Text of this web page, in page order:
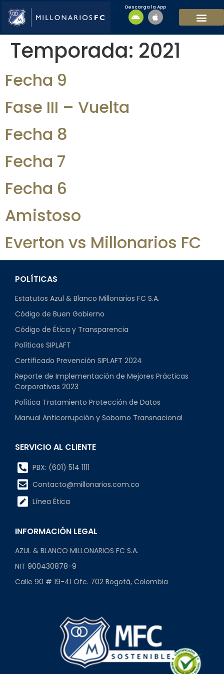
Descarga la App
Temporada: 2021
Fecha 9
Fase III – Vuelta
Fecha 8
Fecha 7
Fecha 6
Amistoso
Everton vs Millonarios FC
POLÍTICAS
Estatutos Azul & Blanco Millonarios FC S.A.
Código de Buen Gobierno
Código de Ética y Transparencia
Políticas SIPLAFT
Certificado Prevención SIPLAFT 2024
Reporte de Implementación de Mejores Prácticas
Corporativas 2023
Política Tratamiento Protección de Datos
Manual Anticorrupción y Soborno Transnacional
SERVICIO AL CLIENTE
PBX: (601) 514 1111
Contacto@millonarios.com.co
Línea Ética
INFORMACIÓN LEGAL
AZUL & BLANCO MILLONARIOS FC S.A.
NIT 900430878-9
Calle 90 # 19-41 Ofc. 702 Bogotá, Colombia